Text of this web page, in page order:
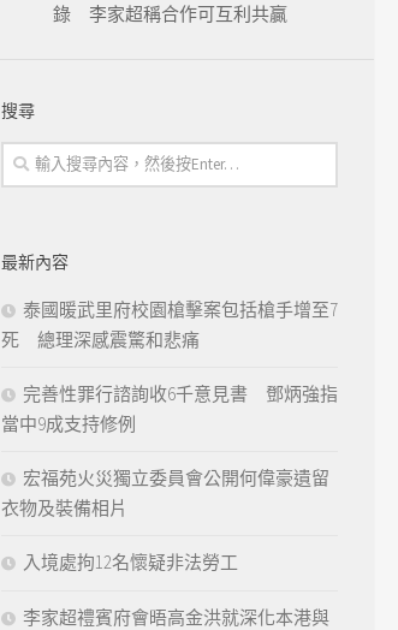
錄 李家超稱合作可互利共贏
搜尋
最新內容
泰國暖武里府校園槍擊案包括槍手增至7
死 總理深感震驚和悲痛
完善性罪行諮詢收6千意見書 鄧炳強指
當中9成支持修例
宏福苑火災獨立委員會公開何偉豪遺留
衣物及裝備相片
入境處拘12名懷疑非法勞工
李家超禮賓府會晤高金洪就深化本港與